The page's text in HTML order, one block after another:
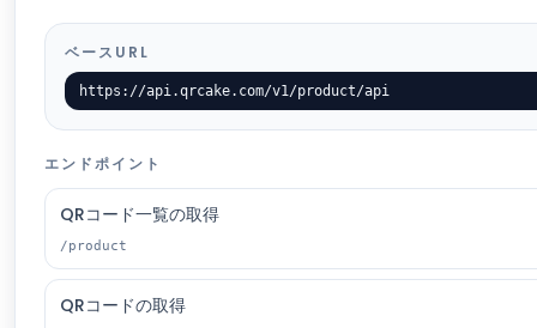
ベースURL
https://api.qrcake.com/v1/product/api
エンドポイント
QRコード一覧の取得
/product
QRコードの取得